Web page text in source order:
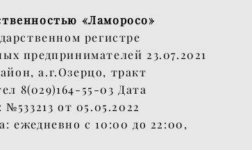
«Ламоросо»
регистре
предпринимателей 23.07.2021
а.г.Озерцо, тракт
8(029)164-55-03 Дата
от 05.05.2022
ежедневно с 10:00 до 22:00,